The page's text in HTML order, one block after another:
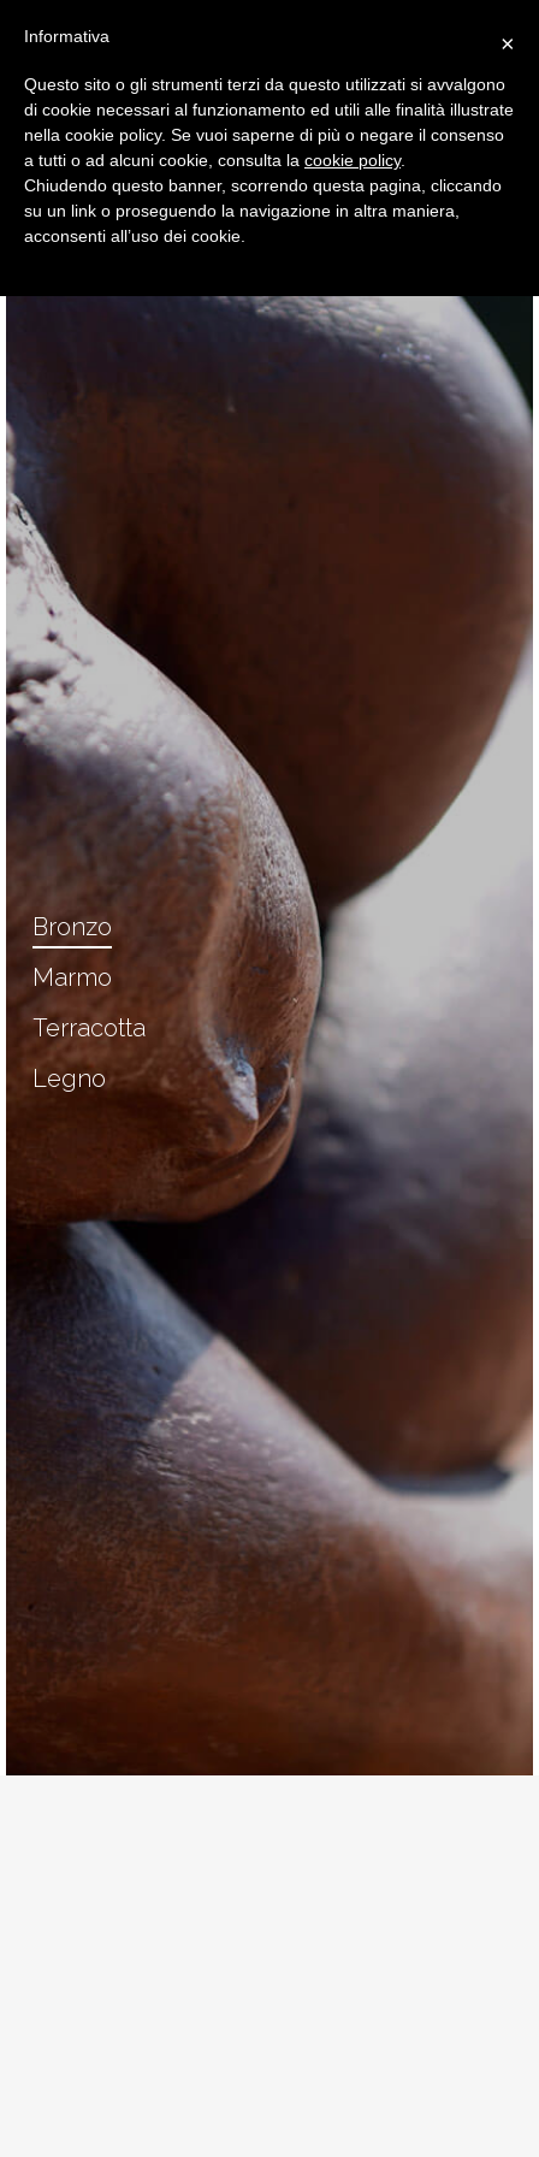
Bronzo
Marmo
Terracotta
Legno
×
Informativa
Questo sito o gli strumenti terzi da questo utilizzati si avvalgono
di cookie necessari al funzionamento ed utili alle finalità illustrate
nella cookie policy. Se vuoi saperne di più o negare il consenso
a tutti o ad alcuni cookie, consulta la cookie policy.
Chiudendo questo banner, scorrendo questa pagina, cliccando
su un link o proseguendo la navigazione in altra maniera,
acconsenti all’uso dei cookie.